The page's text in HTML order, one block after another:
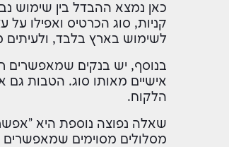
כאן נמצא ההבדל בין שימוש
לשימוש בארץ בלבד, ולעיתים מוגבלים לכ-400 שקל
אישיים מאותו סוג. הטבות גם
הלקוח.
שאלה נפוצה נוספת היא